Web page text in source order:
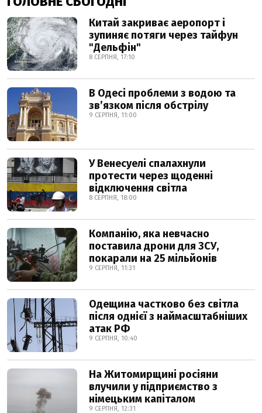
Китай закриває аеропорт і
зупиняє потяги через тайфун
"Дельфін"
8 СЕРПНЯ, 17:10
В Одесі проблеми з водою та
звʼязком після обстрілу
9 СЕРПНЯ, 11:00
У Венесуелі спалахнули
протести через щоденні
відключення світла
8 СЕРПНЯ, 18:00
Компанію, яка невчасно
поставила дрони для ЗСУ,
покарали на 25 мільйонів
9 СЕРПНЯ, 11:31
Одещина частково без світла
після однієї з наймасштабніших
атак РФ
9 СЕРПНЯ, 10:40
На Житомирщині росіяни
влучили у підприємство з
німецьким капіталом
9 СЕРПНЯ, 12:31